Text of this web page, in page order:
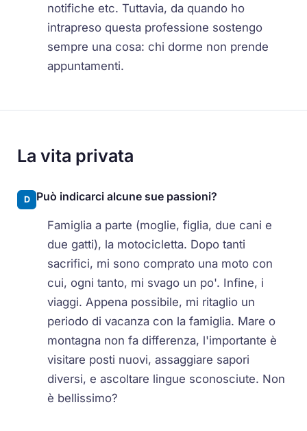
notifiche etc. Tuttavia, da quando ho
intrapreso questa professione sostengo
sempre una cosa: chi dorme non prende
appuntamenti.
La vita privata
D Può indicarci alcune sue passioni?
Famiglia a parte (moglie, figlia, due cani e
due gatti), la motocicletta. Dopo tanti
sacrifici, mi sono comprato una moto con
cui, ogni tanto, mi svago un po'. Infine, i
viaggi. Appena possibile, mi ritaglio un
periodo di vacanza con la famiglia. Mare o
montagna non fa differenza, l'importante è
visitare posti nuovi, assaggiare sapori
diversi, e ascoltare lingue sconosciute. Non
è bellissimo?